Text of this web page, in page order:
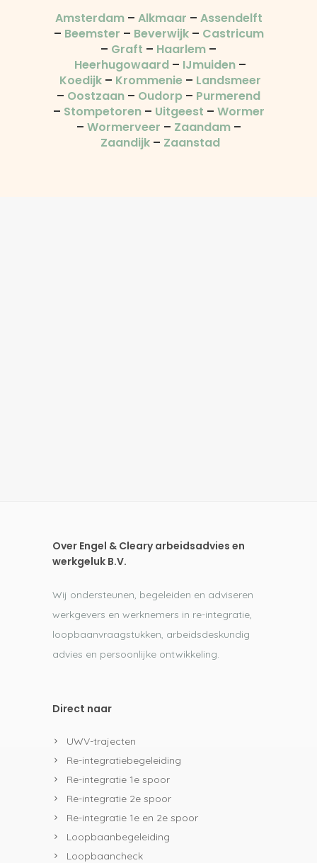
Amsterdam – Alkmaar – Assendelft
– Beemster – Beverwijk– Castricum
– Graft – Haarlem –
Heerhugowaard– IJmuiden–
Koedijk– Krommenie– Landsmeer
– Oostzaan – Oudorp – Purmerend
– Stompetoren– Uitgeest – Wormer
– Wormerveer – Zaandam–
Zaandijk– Zaanstad
Over Engel & Cleary arbeidsadvies en
werkgeluk B.V.
Wij ondersteunen, begeleiden en adviseren
werkgevers en werknemers in re-integratie,
loopbaanvraagstukken, arbeidsdeskundig
advies en persoonlijke ontwikkeling.
Direct naar
UWV-trajecten
Re-integratiebegeleiding
Re-integratie 1e spoor
Re-integratie 2e spoor
Re-integratie 1e en 2e spoor
Loopbaanbegeleiding
Loopbaancheck